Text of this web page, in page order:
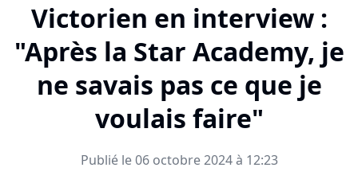
Victorien en interview :
"Après la Star Academy, je
ne savais pas ce que je
voulais faire"
Publié le 06 octobre 2024 à 12:23